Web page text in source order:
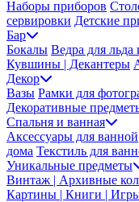
Наборы приборов
сервировки Детские
Бар
Бокалы Ведра для
Кувшины | Декантеры
Декор
Вазы Рамки для
Декоративные
Спальня и ванная
Аксессуары для ванной
дома Текстиль для
Уникальные предметы
Винтаж | Архивные
Картины | Книги |